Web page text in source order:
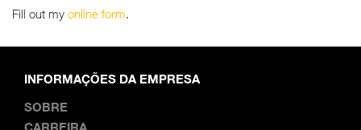
Fill out my online form.
INFORMAÇÕES DA EMPRESA
SOBRE
CARREIRA